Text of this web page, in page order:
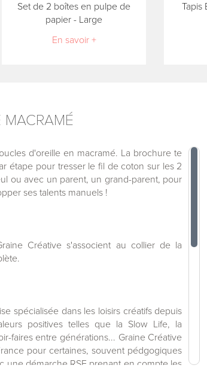
Set de 2 boîtes en pulpe de
papier - Large
En savoir +
Tapis
MACRAMÉ
d'oreille en macramé. La brochure te
étape pour tresser le fil de coton sur les 2
ou avec un parent, un grand-parent, pour
ses talents manuels !
Créative s'associent au collier de la
spécialisée dans les loisirs créatifs depuis
positives telles que la Slow Life, la
faires entre générations... Graine Créative
pour certaines, souvent pédgogiques
une démarche RSE prenant en compte les